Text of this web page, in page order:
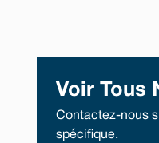
Voir Tous
Contactez-nous
spécifique.